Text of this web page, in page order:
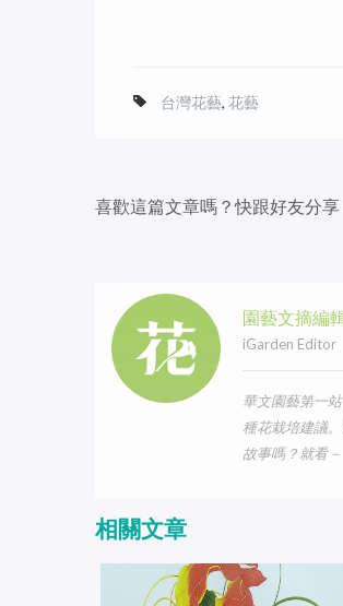
台灣花藝, 花藝
喜歡這篇文章嗎？快跟好友分享
園藝文摘編
iGarden Editor
華文園藝第一
種花栽培建議
故事嗎？就看－
相關文章